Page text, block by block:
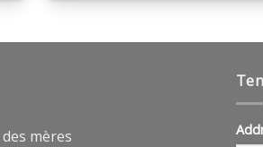
mères